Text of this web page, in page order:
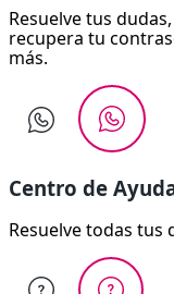
Resuelve tus
recupera tu
más.
Centro de
Resuelve todas tus